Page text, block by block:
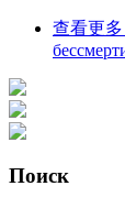
查看更多
Поиск